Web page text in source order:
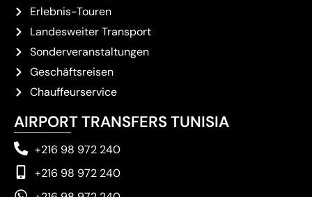
Erlebnis-Touren
Landesweiter Transport
Sonderveranstaltungen
Geschäftsreisen
Chauffeurservice
AIRPORT TRANSFERS TUNISIA
+216 98 972 240
+216 98 972 240